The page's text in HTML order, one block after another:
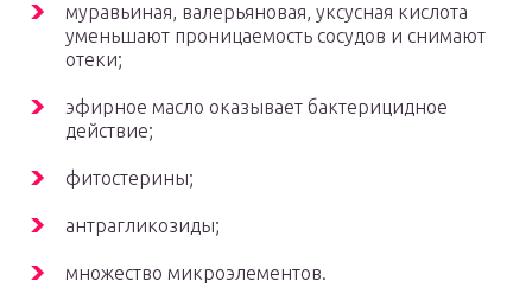
муравьиная, валерьяновая, уксусная кислота
уменьшают проницаемость сосудов и снимают
отеки;
эфирное масло оказывает бактерицидное
действие;
фитостерины;
антрагликозиды;
множество микроэлементов.